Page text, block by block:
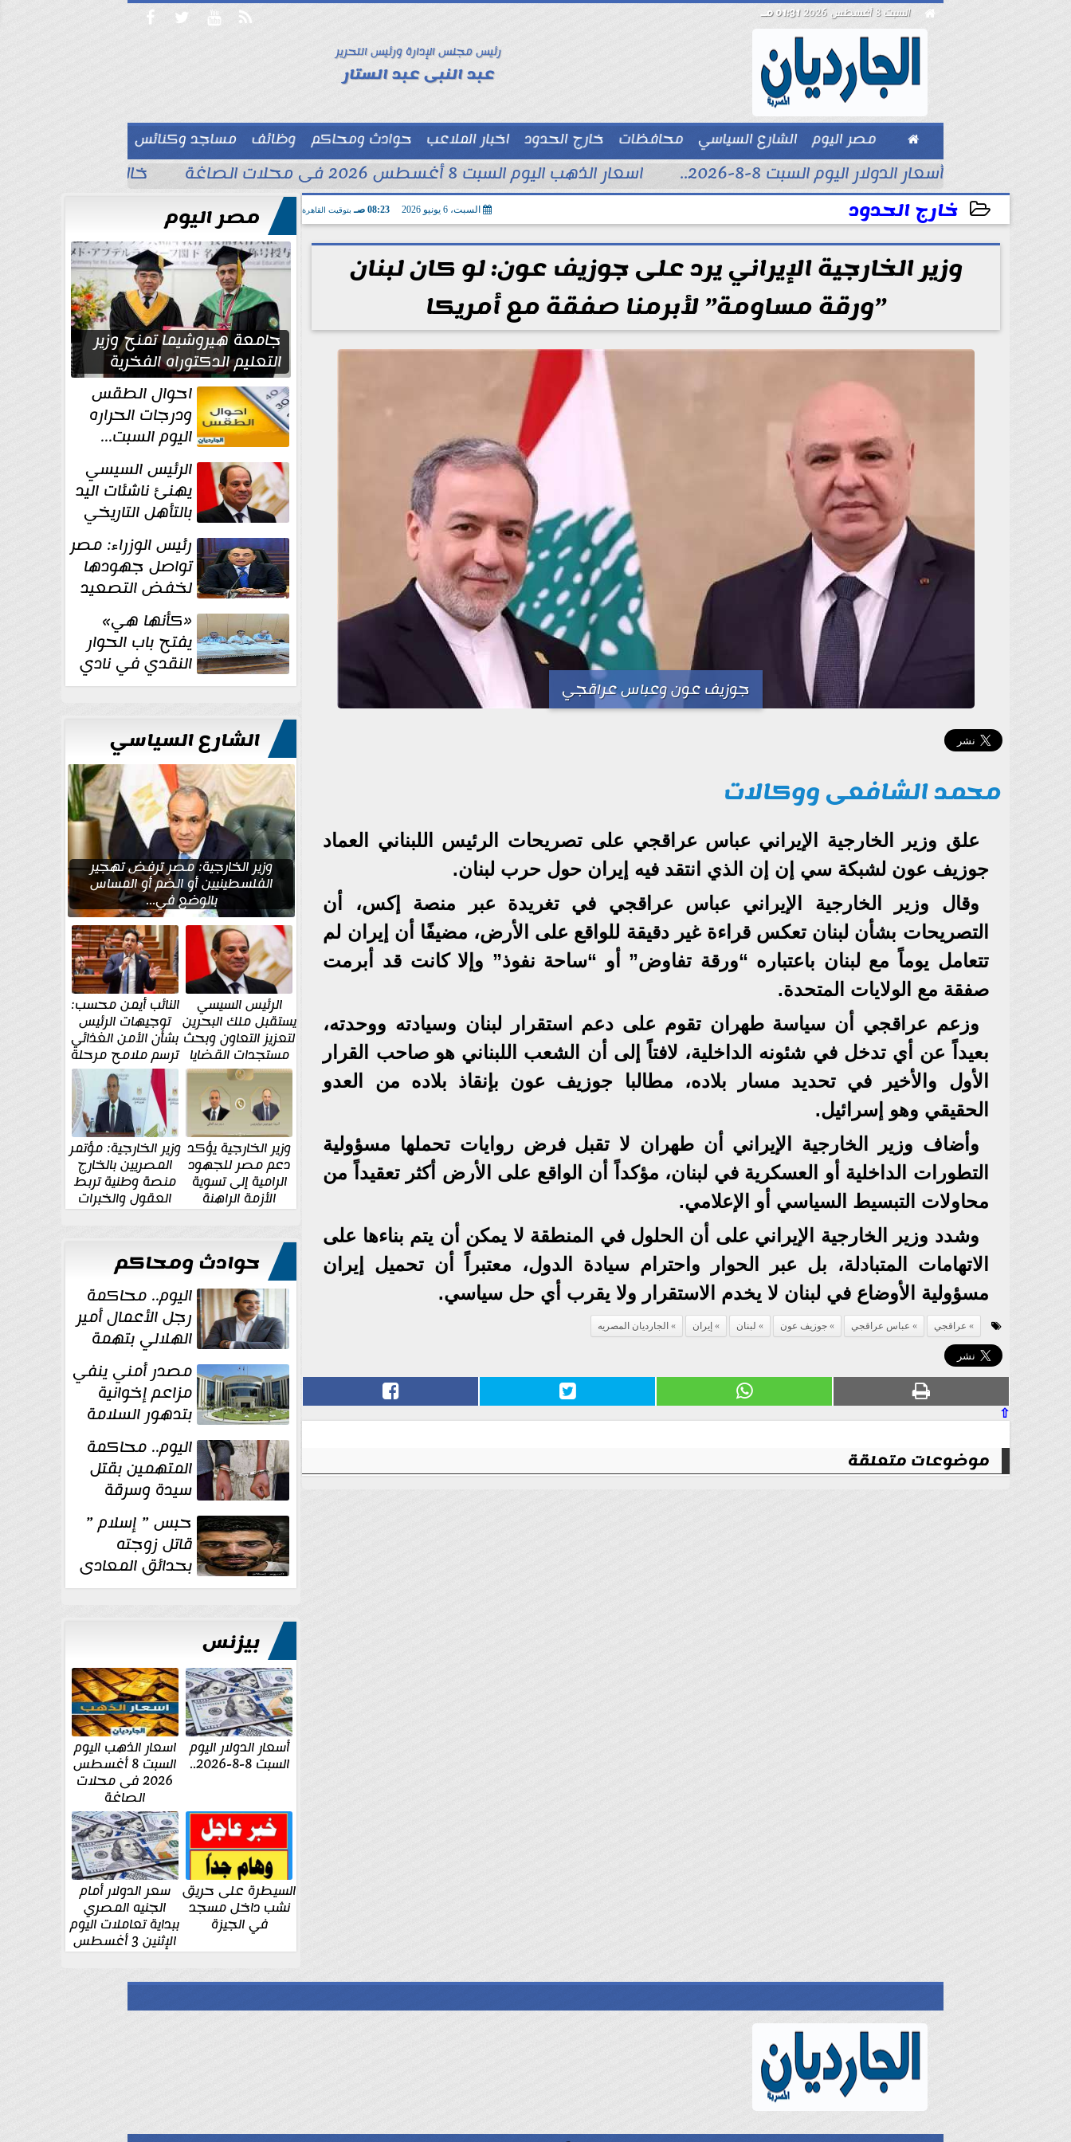
   
 السبت 8 أغسطس 2026 01:31 مـ
رئيس مجلس الإدارة ورئيس التحرير
عبد النبى عبد الستار
 مصر اليوم الشارع السياسي محافظات خارج الحدود اخبار الملاعب حوادث ومحاكم وظائف
مساجد وكنائس
بيزنس
توك شو  أسعار الدولار اليوم السبت 8-8-2026.. اسعار الذهب اليوم السبت 8 أغسطس 2026 فى محلات الصاغة خالد الغندور يطلب
خارج الحدود السبت، 6 يونيو 2026 08:23 صـ بتوقيت القاهرة
2026-06-06 08:23:42
وزير الخارجية الإيراني يرد على جوزيف عون: لو كان لبنان
”ورقة مساومة” لأبرمنا صفقة مع أمريكا
جوزيف عون وعباس عراقجي
محمد الشافعى ووكالات
علق وزير الخارجية الإيراني عباس عراقجي على تصريحات الرئيس اللبناني العماد
جوزيف عون لشبكة سي إن إن الذي انتقد فيه إيران حول حرب لبنان.
وقال وزير الخارجية الإيراني عباس عراقجي في تغريدة عبر منصة إكس، أن
التصريحات بشأن لبنان تعكس قراءة غير دقيقة للواقع على الأرض، مضيفًا أن إيران لم
تتعامل يوماً مع لبنان باعتباره “ورقة تفاوض” أو “ساحة نفوذ” وإلا كانت قد أبرمت
صفقة مع الولايات المتحدة.
وزعم عراقجي أن سياسة طهران تقوم على دعم استقرار لبنان وسيادته ووحدته،
بعيداً عن أي تدخل في شئونه الداخلية، لافتاً إلى أن الشعب اللبناني هو صاحب القرار
الأول والأخير في تحديد مسار بلاده، مطالبا جوزيف عون بإنقاذ بلاده من العدو
الحقيقي وهو إسرائيل.
وأضاف وزير الخارجية الإيراني أن طهران لا تقبل فرض روايات تحملها مسؤولية
التطورات الداخلية أو العسكرية في لبنان، مؤكداً أن الواقع على الأرض أكثر تعقيداً من
محاولات التبسيط السياسي أو الإعلامي.
وشدد وزير الخارجية الإيراني على أن الحلول في المنطقة لا يمكن أن يتم بناءها على
الاتهامات المتبادلة، بل عبر الحوار واحترام سيادة الدول، معتبراً أن تحميل إيران
مسؤولية الأوضاع في لبنان لا يخدم الاستقرار ولا يقرب أي حل سياسي.
عراقجي عباس عراقجي جوزيف عون لبنان إيران الجارديان المصريه
⇧
موضوعات متعلقة
مصر اليوم
جامعة هيروشيما تمنح وزير
التعليم الدكتوراه الفخرية
تقديرا لما حققهاحوال الطقس
ودرجات الحراره
اليوم السبت...
العظمى في
القاهره 36 درجة الرئيس السيسي
يهنئ ناشئات اليد
بالتأهل التاريخي
إلى نصف نهائي
كأس العالم رئيس الوزراء: مصر
تواصل جهودها
لخفض التصعيد
والحفاظ على
الاستقرار الإقليمي«كأنها هي»
يفتح باب الحوار
النقدي في نادي
أدب مصر الجديدة
الشارع السياسي
وزير الخارجية: مصر ترفض تهجير
الفلسطينيين أو الضم أو المساس
بالوضع في...
الرئيس السيسي
يستقبل ملك البحرين
لتعزيز التعاون وبحث
مستجدات القضايا
الإقليمية والدولية
النائب أيمن محسب:
توجيهات الرئيس
بشأن الأمن الغذائي
ترسم ملامح مرحلة
جديدة
وزير الخارجية يؤكد
دعم مصر للجهود
الرامية إلى تسوية
الأزمة الراهنة
وزير الخارجية: مؤتمر
المصريين بالخارج
منصة وطنية تربط
العقول والخبرات
المصرية بالدولة
حوادث ومحاكم
اليوم.. محاكمة
رجل الأعمال أمير
الهلالي بتهمة
غسل الأموال
مصدر أمني ينفي
مزاعم إخوانية
بتدهور السلامة
الإنشائية لأحد
مراكز الإصلاح والتأهيل
اليوم.. محاكمة
المتهمين بقتل
سيدة وسرقة
ذهبها في بولاق
الدكرور حبس ” إسلام ”
قاتل زوجته
بحدائق المعادى
١٥ يوم أخرى
بيزنس
أسعار الدولار اليوم
السبت 8-8-2026..
اسعار الذهب اليوم
السبت 8 أغسطس
2026 فى محلات
الصاغة
السيطرة على حريق
نشب داخل مسجد
في الجيزة
سعر الدولار أمام
الجنيه المصري
ببداية تعاملات اليوم
الإثنين 3 أغسطس